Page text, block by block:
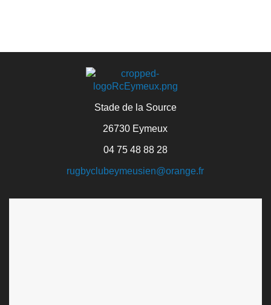
Stade de la Source
26730 Eymeux
04 75 48 88 28
rugbyclubeymeusien@orange.fr